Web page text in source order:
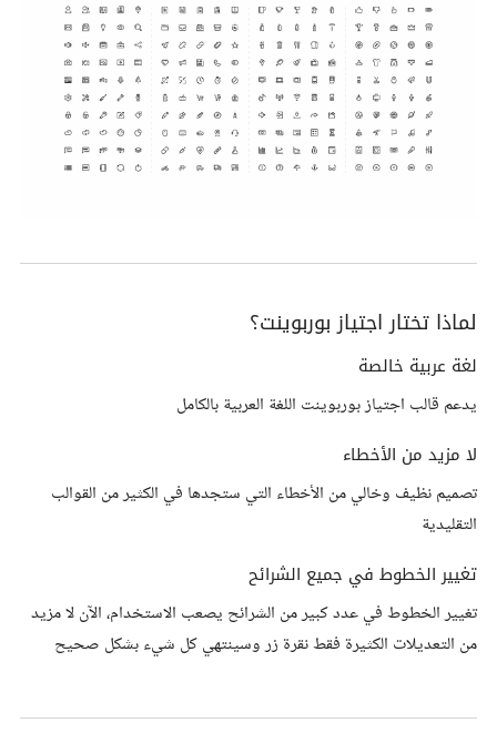
لماذا تختار اجتياز بوربوينت؟
لغة عربية خالصة
يدعم قالب اجتياز بوربوينت اللغة العربية بالكامل
لا مزيد من الأخطاء
تصميم نظيف وخالي من الأخطاء التي ستجدها في الكثير من القوالب
التقليدية
تغيير الخطوط في جميع الشرائح
تغيير الخطوط في عدد كبير من الشرائح يصعب الاستخدام، الآن لا مزيد
من التعديلات الكثيرة فقط نقرة زر وسينتهي كل شيء بشكل صحيح